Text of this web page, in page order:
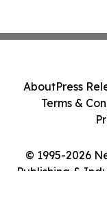
© 1995-2026
Publishing &
AboutPress
Terms &